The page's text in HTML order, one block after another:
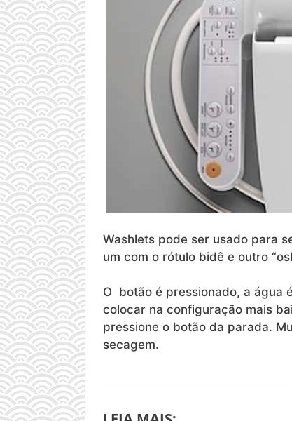
Washlets pode ser usado para
um com o rótulo bidê e outro
O botão é pressionado, a água
colocar na configuração mais
pressione o botão da parada.
secagem.